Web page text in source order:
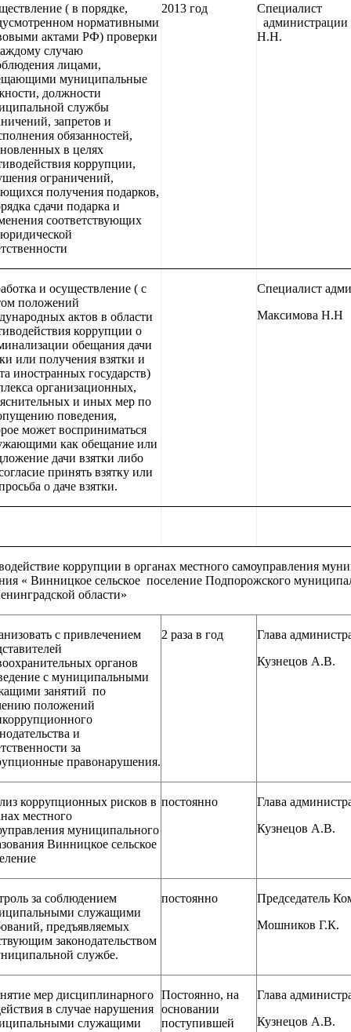
( в порядке,
нормативными
актами РФ) проверки
случаю
лицами,
муниципальные
должности
службы
запретов и
обязанностей,
в целях
коррупции,
ограничений,
получения подарков,
сдачи подарка и
соответствующих
2013 год
Специалист
Н.Н.
и осуществление ( с
положений
актов в области
коррупции о
обещания дачи
или получения взятки и
иностранных государств)
организационных,
и иных мер по
поведения,
может восприниматься
как обещание или
дачи взятки либо
принять взятку или
о даче взятки.
Специалист
Максимова Н.Н
коррупции в органах местного самоуправления
« Винницкое сельское поселение Подпорожского
области»
с привлечением
органов
с муниципальными
занятий по
положений
и
за
правонарушения.
2 раза в год
Глава
Кузнецов А.В.
коррупционных рисков в
местного
муниципального
Винницкое сельское
постоянно
Глава
Кузнецов А.В.
за соблюдением
служащими
предъявляемых
законодательством
службе.
постоянно
Председатель
Мошников Г.К.
мер дисциплинарного
в случае нарушения
служащими
Постоянно, на
основании
поступившей
Глава
Кузнецов А.В.